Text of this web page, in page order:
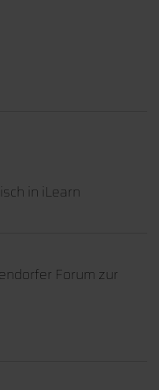
in iLearn
Forum zur